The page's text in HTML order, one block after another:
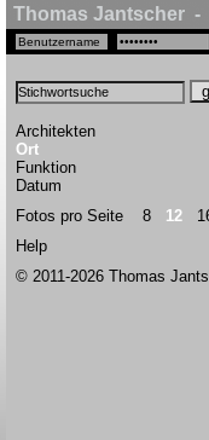
Thomas Jantscher
Architekten
Ort
Funktion
Datum
Fotos pro Seite 8 12
Help
© 2011-2026 Thomas